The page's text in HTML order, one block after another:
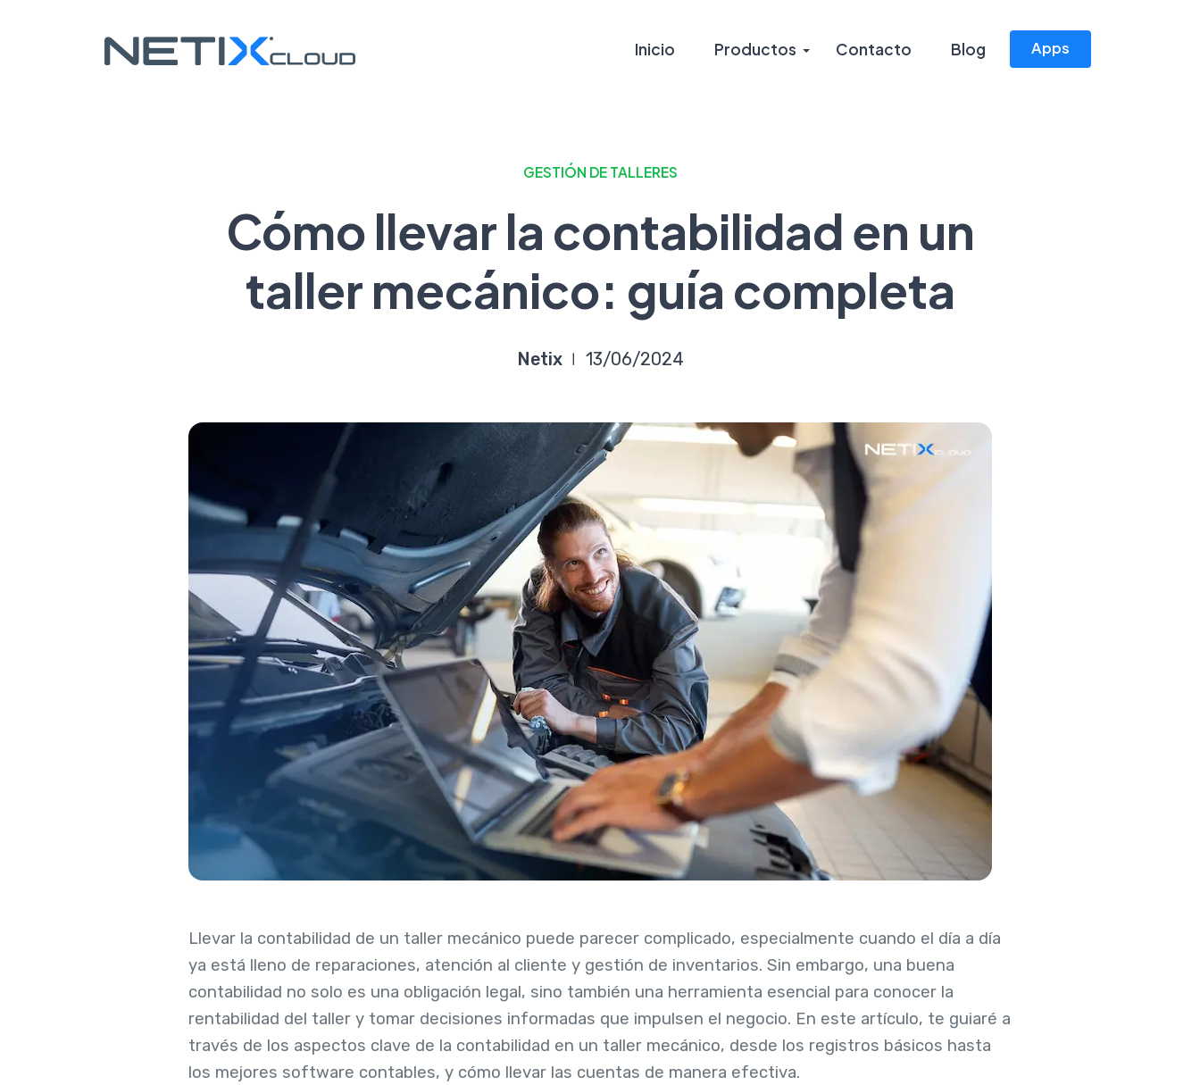
Inicio Productos Contacto Blog Apps
GESTIÓN DE TALLERES
Cómo llevar la contabilidad en un
taller mecánico: guía completa
Netix 13/06/2024
Llevar la contabilidad de un taller mecánico puede parecer complicado, especialmente cuando el día a día
ya está lleno de reparaciones, atención al cliente y gestión de inventarios. Sin embargo, una buena
contabilidad no solo es una obligación legal, sino también una herramienta esencial para conocer la
rentabilidad del taller y tomar decisiones informadas que impulsen el negocio. En este artículo, te guiaré a
través de los aspectos clave de la contabilidad en un taller mecánico, desde los registros básicos hasta
los mejores software contables, y cómo llevar las cuentas de manera efectiva.